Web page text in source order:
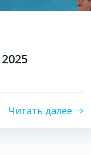
Читать далее